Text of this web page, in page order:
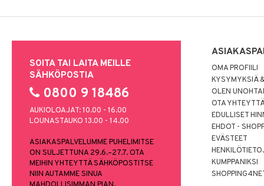
SOITA TAI LAITA MEILLE
SÄHKÖPOSTIA
0800 9 18486
AUKIOLOAJAT: 10.00 - 16.00
LOUNASTAUKO 13.00 - 14.00
ASIAKASPALVELUMME PUHELIMITSE
ON SULJETTUNA 29.6.–27.7. OTA
MEIHIN YHTEYTTÄ SÄHKÖPOSTITSE
NIIN AUTAMME SINUA
OMA PROFIILI
KYSYMYKSIÄ
OLEN
OTA
EDULLISET
EHDOT -
EVÄSTEET
KUMPPANIKSI